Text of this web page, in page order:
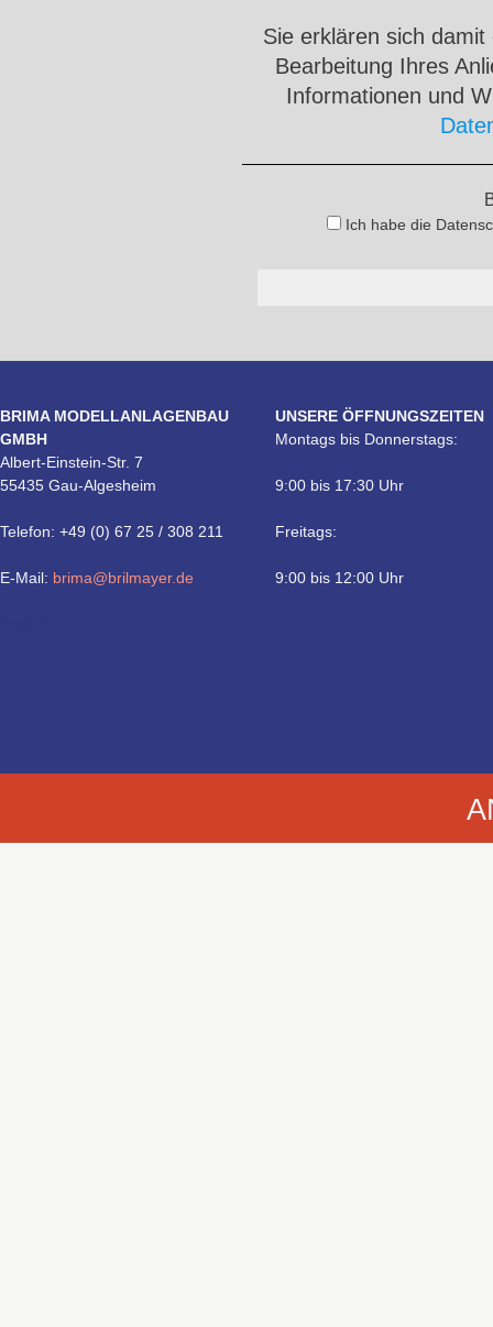
Sie erklären sich
Bearbeitung Ihres
Informationen und
Ich habe die
BRIMA MODELLANLAGENBAU
GMBH
Albert-Einstein-Str. 7
55435 Gau-Algesheim
Telefon: +49 (0) 67 25 / 308 211
E-Mail: brima@brilmayer.de
UNSERE ÖFFNUNGSZEITEN
Montags bis Donnerstags:
9:00 bis 17:30 Uhr
Freitags:
9:00 bis 12:00 Uhr